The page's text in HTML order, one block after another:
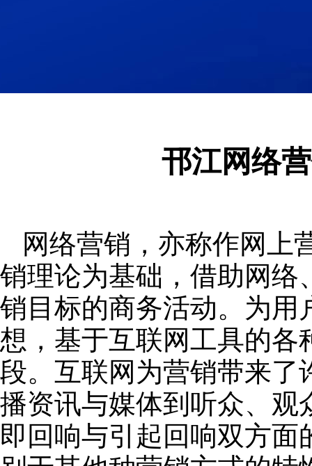
邗江网络
网络营销，亦称作网上
销理论为基础，借助网络
销目标的商务活动。为用
想，基于互联网工具的各
段。互联网为营销带来了
播资讯与媒体到听众、观
即回响与引起回响双方